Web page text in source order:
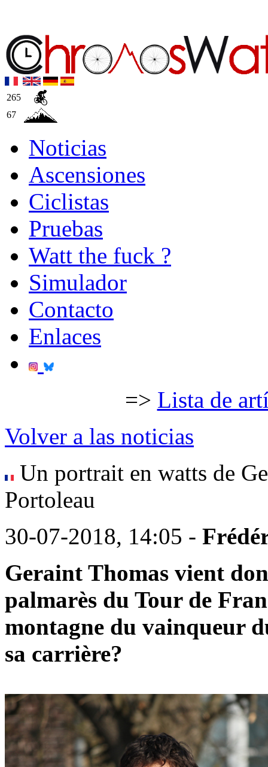
265
67
Noticias
Ascensiones
Ciclistas
Pruebas
Watt the fuck ?
Simulador
Contacto
Enlaces
=> Lista de
Volver a las noticias
Un portrait en watts de
Portoleau
30-07-2018, 14:05 -
Geraint Thomas vient
palmarès du Tour de
montagne du vainqueur
sa carrière?